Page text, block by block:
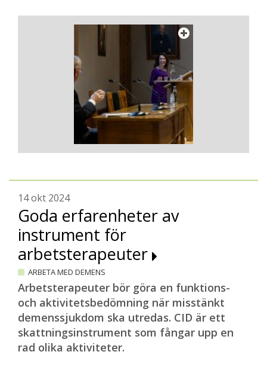
14 okt 2024
Goda erfarenheter av
instrument för
arbetsterapeuter
ARBETA MED DEMENS
Arbetsterapeuter bör göra en funktions-
och aktivitetsbedömning när misstänkt
demenssjukdom ska utredas. CID är ett
skattningsinstrument som fångar upp en
rad olika aktiviteter.